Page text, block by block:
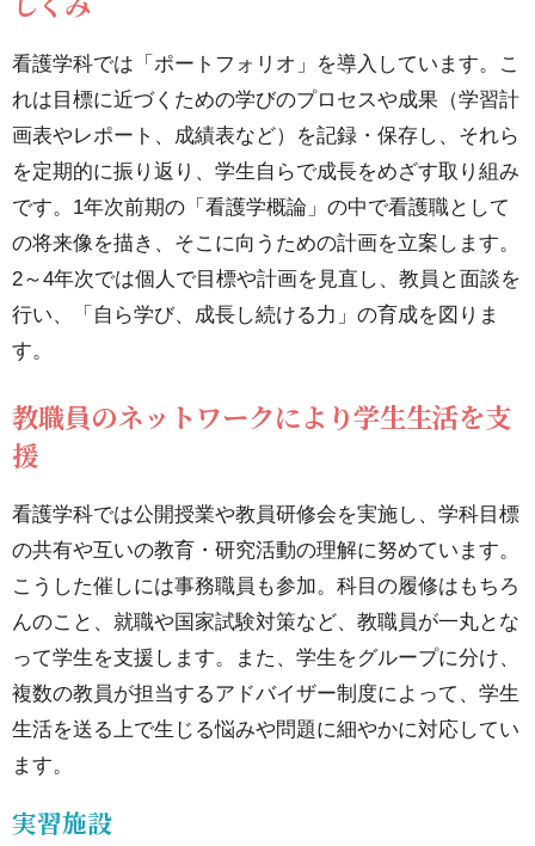
に向
い主
体的
に学
ぶし
くみ
3.2.
教職
トワ
り学
生生
活を
支援
4.
実
習
設
看護学科では「ポートフォリオ」を導入しています。こ
れは目標に近づくための学びのプロセスや成果（学習計
画表やレポート、成績表など）を記録・保存し、それら
を定期的に振り返り、学生自らで成長をめざす取り組み
です。1年次前期の「看護学概論」の中で看護職として
の将来像を描き、そこに向うための計画を立案します。
2～4年次では個人で目標や計画を見直し、教員と面談を
行い、「自ら学び、成長し続ける力」の育成を図りま
す。
教職員のネットワークにより学生生活を支
援
看護学科では公開授業や教員研修会を実施し、学科目標
の共有や互いの教育・研究活動の理解に努めています。
こうした催しには事務職員も参加。科目の履修はもちろ
んのこと、就職や国家試験対策など、教職員が一丸とな
って学生を支援します。また、学生をグループに分け、
複数の教員が担当するアドバイザー制度によって、学生
生活を送る上で生じる悩みや問題に細やかに対応してい
ます。
実習施設